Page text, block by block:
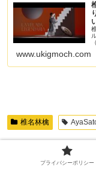
www.ukigmoch.com
椎名林檎
プライバシーポリシー